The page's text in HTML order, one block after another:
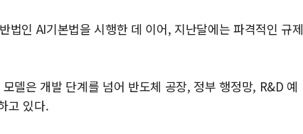
법인 AI기본법을 시행한 데 이어, 지난달에는 파격적인 규제
델은 개발 단계를 넘어 반도체 공장, 정부 행정망, R&D 예
고 있다.